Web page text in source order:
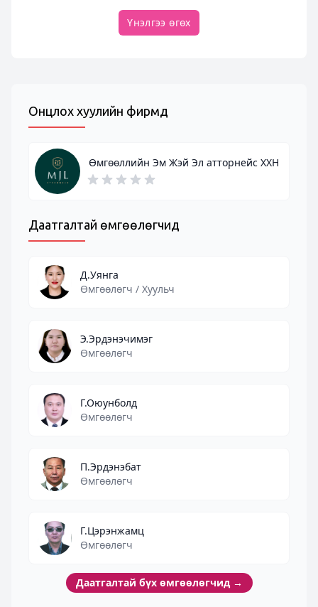
Үнэлгээ өгөх
Онцлох хуулийн фирмүүд
Өмгөөллийн Эм Жэй Эл атторнейс ХХН
Даатгалтай өмгөөлөгчид
Д.Уянга
Өмгөөлөгч / Хуульч
Э.Эрдэнэчимэг
Өмгөөлөгч
Г.Оюунболд
Өмгөөлөгч
П.Эрдэнэбат
Өмгөөлөгч
Г.Цэрэнжамц
Өмгөөлөгч
Даатгалтай бүх өмгөөлөгчид →